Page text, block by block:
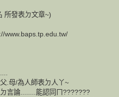
所發表ㄉ文章~)
www.baps.tp.edu.tw/
.母/為人師表ㄉ人丫~
言論........能認同ㄇ???????